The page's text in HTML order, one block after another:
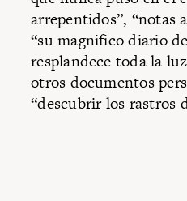
arrepentidos”, “notas
“su magnifico diario
resplandece toda la
otros documentos
“descubrir los rastros